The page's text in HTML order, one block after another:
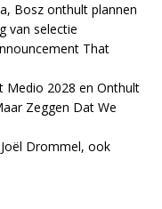
Bosz onthult plannen
van selectie
That
Medio 2028 en Onthult
Zeggen Dat We
Drommel, ook